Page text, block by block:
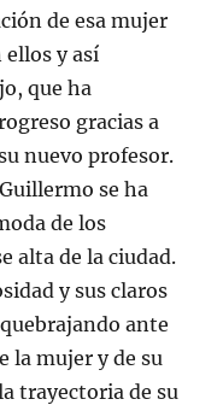
de esa mujer
ellos y así
que ha
gracias a
nuevo profesor.
se ha
de los
alta de la ciudad.
y sus claros
ante
la mujer y de su
trayectoria de su